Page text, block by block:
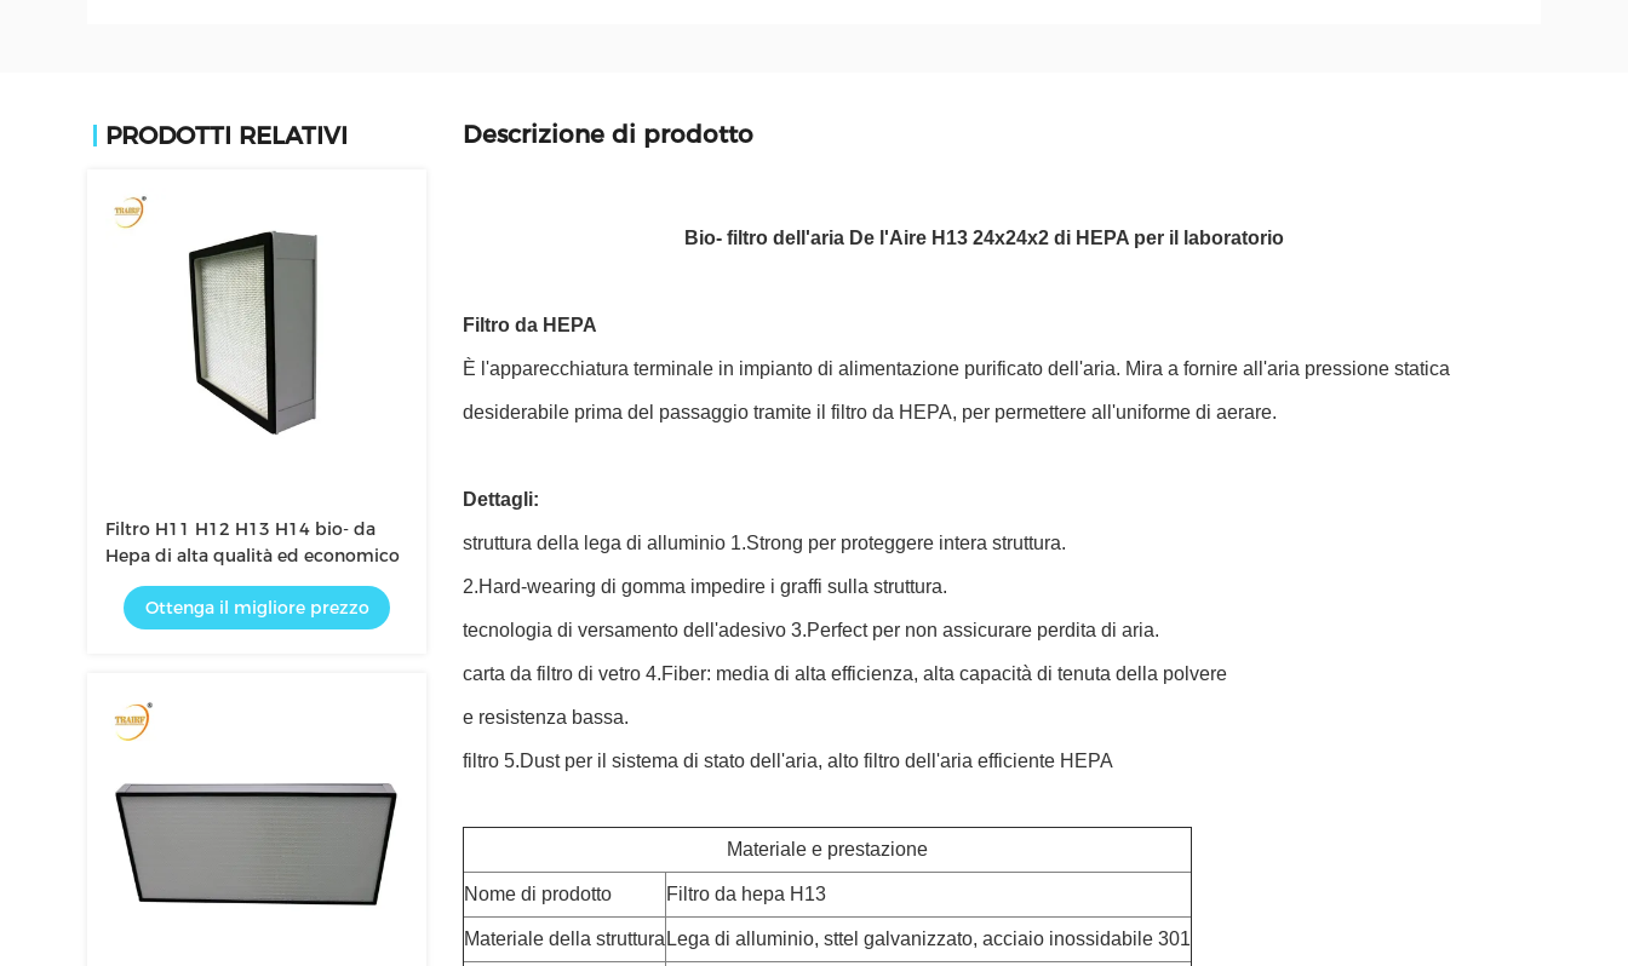
PRODOTTI RELATIVI
Filtro H11 H12 H13 H14 bio- da
Hepa di alta qualità ed economico
Ottenga il migliore prezzo
Descrizione di prodotto
Bio- filtro dell'aria De l'Aire H13 24x24x2 di HEPA per il laboratorio
Filtro da HEPA
È l'apparecchiatura terminale in impianto di alimentazione purificato dell'aria. Mira a fornire all'aria pressione statica
desiderabile prima del passaggio tramite il filtro da HEPA, per permettere all'uniforme di aerare.
Dettagli:
struttura della lega di alluminio 1.Strong per proteggere intera struttura.
2.Hard-wearing di gomma impedire i graffi sulla struttura.
tecnologia di versamento dell'adesivo 3.Perfect per non assicurare perdita di aria.
carta da filtro di vetro 4.Fiber: media di alta efficienza, alta capacità di tenuta della polvere
e resistenza bassa.
filtro 5.Dust per il sistema di stato dell'aria, alto filtro dell'aria efficiente HEPA
Materiale e prestazione
Nome di prodotto Filtro da hepa H13
Materiale della struttura Lega di alluminio, sttel galvanizzato, acciaio inossidabile 301